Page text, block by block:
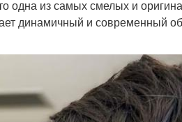
одна из самых смелых и
динамичный и современный